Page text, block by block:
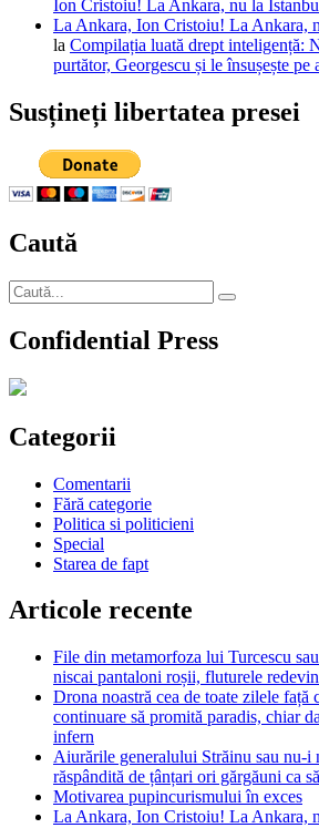
Ion Cristoiu! La Ankara, nu la
La Ankara, Ion Cristoiu! La Ankara,
la Compilația luată drept inteligență:
purtător, Georgescu și le însușește pe
Susțineți libertatea presei
Caută
Caută
după:
Căutare
Confidential Press
Categorii
Comentarii
Fără categorie
Politica si politicieni
Special
Starea de fapt
Articole recente
File din metamorfoza lui Turcescu
niscai pantaloni roșii, fluturele
Drona noastră cea de toate zilele față
continuare să promită paradis, chiar
infern
Aiurările generalului Străinu sau nu-i
răspândită de țânțari ori gărgăuni ca
Motivarea pupincurismului în exces
La Ankara, Ion Cristoiu! La Ankara,